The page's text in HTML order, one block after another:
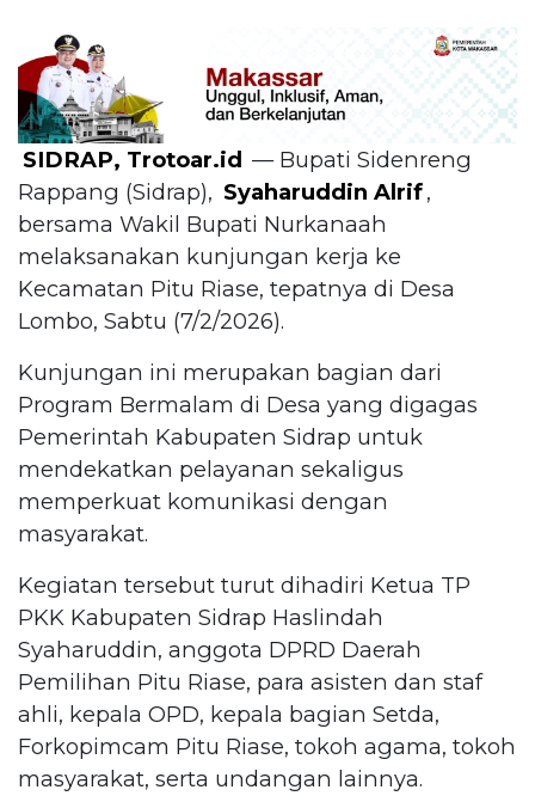
SIDRAP, Trotoar.id — Bupati Sidenreng
Rappang (Sidrap), Syaharuddin Alrif,
bersama Wakil Bupati Nurkanaah
melaksanakan kunjungan kerja ke
Kecamatan Pitu Riase, tepatnya di Desa
Lombo, Sabtu (7/2/2026).
Kunjungan ini merupakan bagian dari
Program Bermalam di Desa yang digagas
Pemerintah Kabupaten Sidrap untuk
mendekatkan pelayanan sekaligus
memperkuat komunikasi dengan
masyarakat.
Kegiatan tersebut turut dihadiri Ketua TP
PKK Kabupaten Sidrap Haslindah
Syaharuddin, anggota DPRD Daerah
Pemilihan Pitu Riase, para asisten dan staf
ahli, kepala OPD, kepala bagian Setda,
Forkopimcam Pitu Riase, tokoh agama, tokoh
masyarakat, serta undangan lainnya.